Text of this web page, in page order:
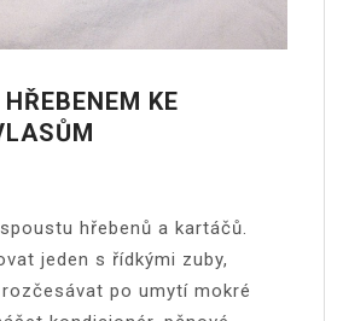
KE
hřebenů a kartáčů.
jeden s řídkými zuby,
po umytí mokré